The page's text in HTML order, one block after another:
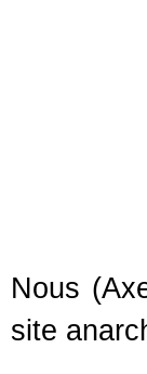
Nous
site